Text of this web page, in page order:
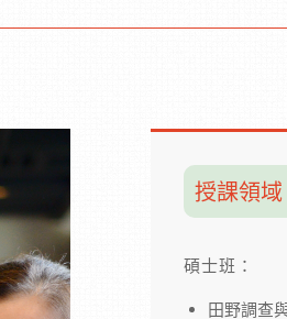
授課領域
碩士班：
田野調查